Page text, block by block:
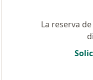
La reserva